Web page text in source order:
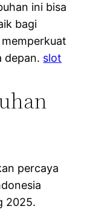
ini bisa
bagi
depan. slot
percaya
2025.